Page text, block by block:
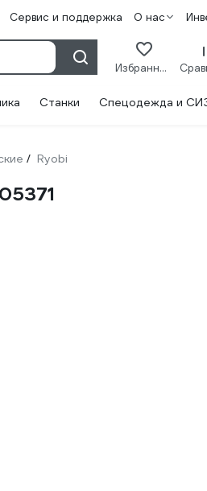
Сервис и поддержка О нас
Избранное
Станки Спецодежда и
/ Ryobi